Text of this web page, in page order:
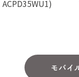
ACPD35WU1)
モバイ